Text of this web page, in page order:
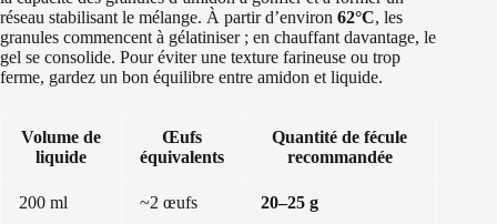
réseau stabilisant le mélange. À partir d’environ 62°C, les
granules commencent à gélatiniser ; en chauffant davantage, le
gel se consolide. Pour éviter une texture farineuse ou trop
ferme, gardez un bon équilibre entre amidon et liquide.
Volume de
liquide
Œufs
équivalents
Quantité de fécule
recommandée
200 ml ~2 œufs 20–25 g